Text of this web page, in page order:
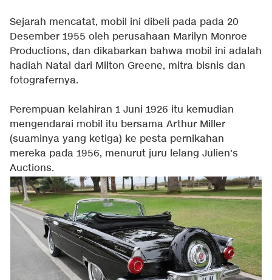
Sejarah mencatat, mobil ini dibeli pada pada 20
Desember 1955 oleh perusahaan Marilyn Monroe
Productions, dan dikabarkan bahwa mobil ini adalah
hadiah Natal dari Milton Greene, mitra bisnis dan
fotografernya.
Perempuan kelahiran 1 Juni 1926 itu kemudian
mengendarai mobil itu bersama Arthur Miller
(suaminya yang ketiga) ke pesta pernikahan
mereka pada 1956, menurut juru lelang Julien's
Auctions.